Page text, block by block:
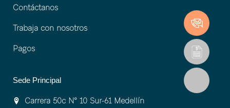
Contáctanos
Trabaja con nosotros
Pagos
Sede Principal
Carrera 50c Nº 10 Sur-61 Medellín